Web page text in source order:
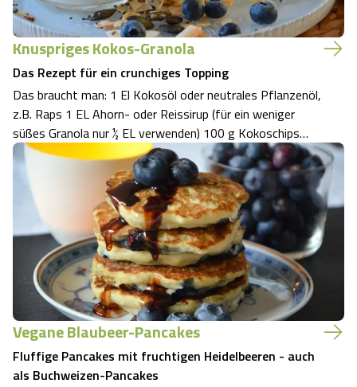
Knuspriges Kokos-Granola
Das Rezept für ein crunchiges Topping
Das braucht man: 1 El Kokosöl oder neutrales Pflanzenöl,
z.B. Raps 1 EL Ahorn- oder Reissirup (für ein weniger
süßes Granola nur ½ EL verwenden) 100 g Kokoschips
(keine Kokosraspel) 1 EL Chiasamen 25 g Kürbiskerne 25
g gehackte oder gehobelte Mandeln ½ TL Zimt – optional,
aber sehr lecker Und so ge…
Vegane Blaubeer-Pancakes
Fluffige Pancakes mit fruchtigen Heidelbeeren - auch
als Buchweizen-Pancakes